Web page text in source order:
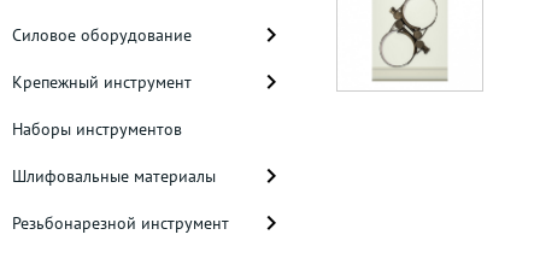
Силовое оборудование
Крепежный инструмент
Наборы инструментов
Шлифовальные материалы
Резьбонарезной инструмент